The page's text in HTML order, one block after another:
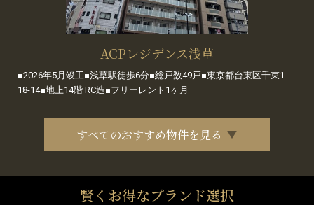
ACPレジデンス浅草
■2026年5月竣工■浅草駅徒歩6分■総戸数49戸■東京都台東区千束1-
18-14■地上14階 RC造■フリーレント1ヶ月
すべてのおすすめ物件を見る
賢くお得なブランド選択